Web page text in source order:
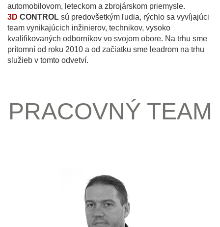
automobilovom, leteckom a zbrojárskom priemysle.
3D CONTROL sú predovšetkým ľudia, rýchlo sa vyvíjajúci
team vynikajúcich inžinierov, technikov, vysoko
kvalifikovaných odborníkov vo svojom obore. Na trhu sme
prítomní od roku 2010 a od začiatku sme leadrom na trhu
služieb v tomto odvetví.
PRACOVNÝ TEAM